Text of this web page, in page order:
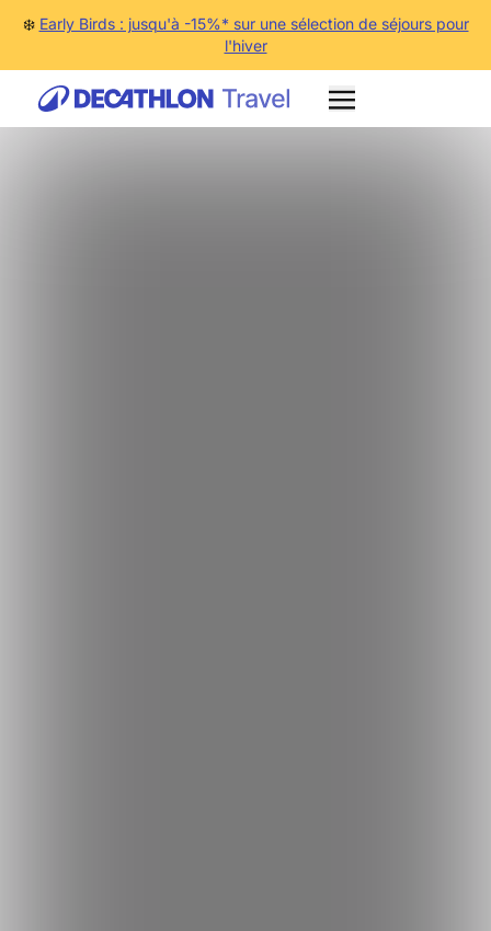
❄️ Early Birds : jusqu'à -15%* sur une sélection de séjours pour
l'hiver